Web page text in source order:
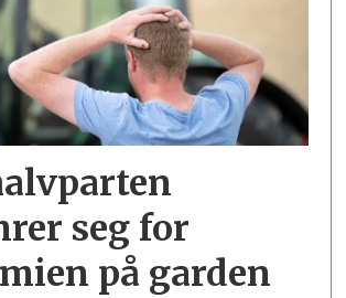
seg for
på garden